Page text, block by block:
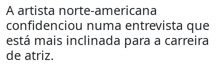
A artista norte-americana
confidenciou numa entrevista que
está mais inclinada para a carreira
de atriz.